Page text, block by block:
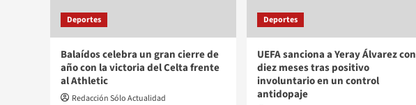
Deportes
Balaídos celebra un gran cierre de
año con la victoria del Celta frente
al Athletic
Redacción Sólo Actualidad
Deportes
UEFA sanciona a Yeray Álvarez con
diez meses tras positivo
involuntario en un control
antidopaje